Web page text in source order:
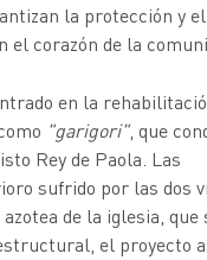
la protección y
el corazón de la
en la
"garigori", que
Rey de Paola. Las
sufrido por las dos
de la iglesia, que
el proyecto